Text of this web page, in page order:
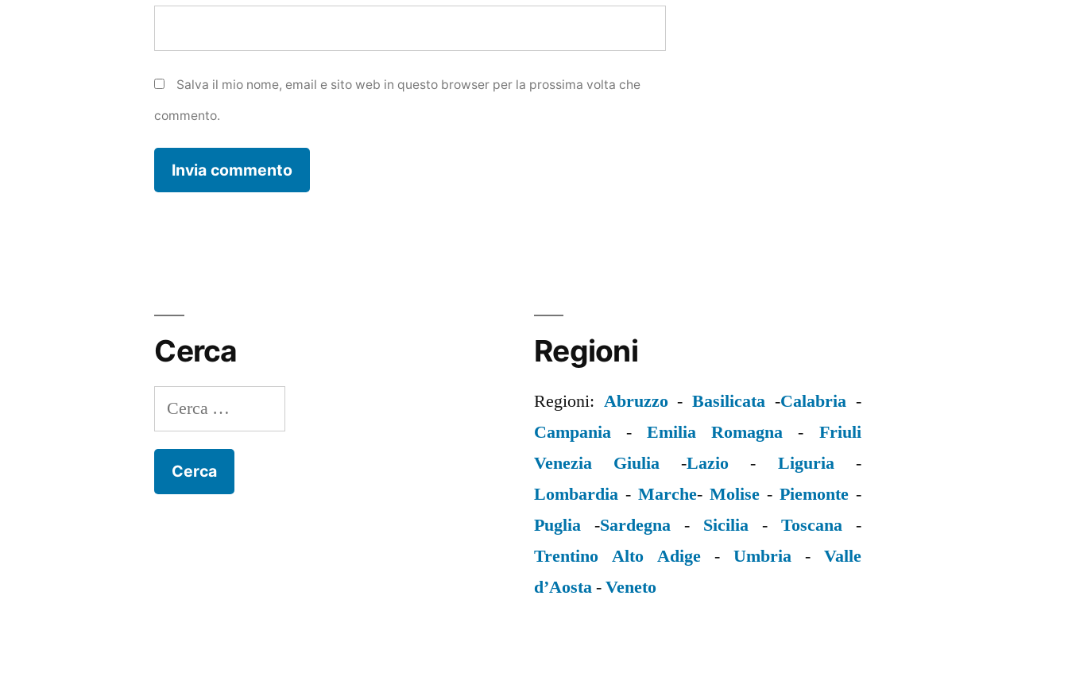
Salva il mio nome, email e sito web in questo browser per la prossima volta che
commento.
Cerca
Ricerca
per:
Regioni
Regioni: Abruzzo-Basilicata -Calabria-
Campania -Emilia Romagna - Friuli
Venezia Giulia -Lazio - Liguria-
Lombardia - Marche- Molise- Piemonte-
Puglia -Sardegna- Sicilia- Toscana-
Trentino Alto Adige- Umbria- Valle
d’Aosta-Veneto